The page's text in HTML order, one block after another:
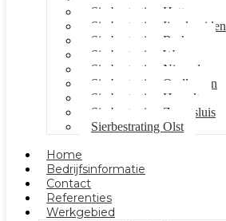
Sierbestrating Hattem
Sierbestrating Ijsselmuiden
Sierbestrating Berkum
Sierbestrating Wezep
Sierbestrating Nieuwleusen
Sierbestrating Oudleusen
Sierbestrating Hasselt
Sierbestrating Zwartsluis
Sierbestrating Olst
Home
Bedrijfsinformatie
Contact
Referenties
Werkgebied